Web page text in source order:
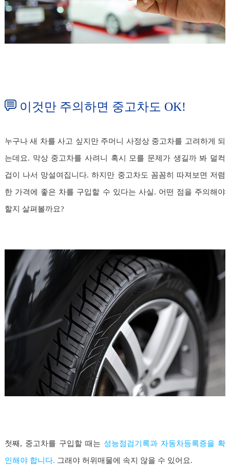
이것만 주의하면 중고차도 OK!
누구나 새 차를 사고 싶지만 주머니 사정상 중고차를 고려하게 되
는데요. 막상 중고차를 사려니 혹시 모를 문제가 생길까 봐 덜컥
겁이 나서 망설여집니다. 하지만 중고차도 꼼꼼히 따져보면 저렴
한 가격에 좋은 차를 구입할 수 있다는 사실. 어떤 점을 주의해야
할지 살펴볼까요?
첫째, 중고차를 구입할 때는 성능점검기록과 자동차등록증을 확
인 해야 합니다. 그래야 허위매물에 속지 않을 수 있어요.